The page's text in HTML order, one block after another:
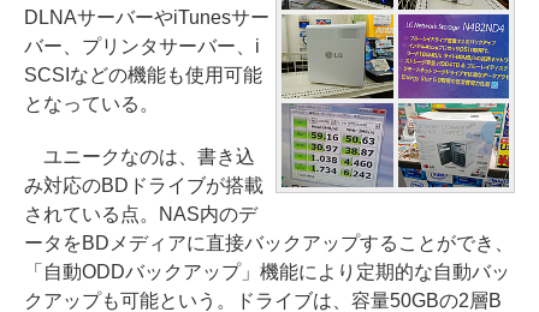
DLNAサーバーやiTunesサー
バー、プリンタサーバー、i
SCSIなどの機能も使用可能
となっている。
ユニークなのは、書き込
み対応のBDドライブが搭載
されている点。NAS内のデ
ータをBDメディアに直接バックアップすることができ、
「自動ODDバックアップ」機能により定期的な自動バッ
クアップも可能という。ドライブは、容量50GBの2層B